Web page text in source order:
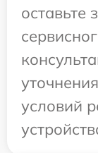
оставьте
условий